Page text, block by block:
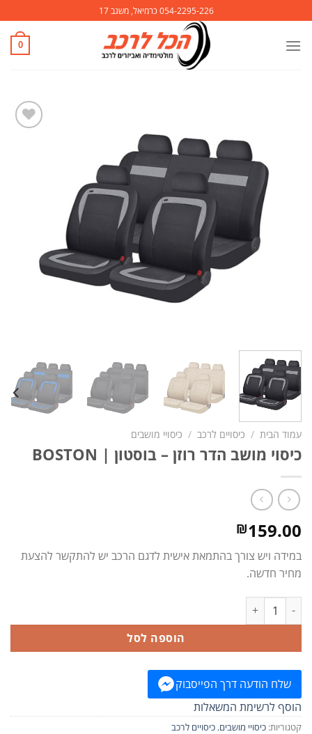
054-2295-226 כרמיאל, משגב 17
0
עמוד הבית / כיסויים לרכב / כיסויי מושבים
כיסוי מושב הדר רוזן – בוסטון | BOSTON
₪159.00
במידה ויש צורך בהתמאת אישית לדגם הרכב יש להתקשר להצעת
מחיר חדשה.
כמות של כיסוי מושב הדר רוזן – בוסטון | BOSTON
הוספה לסל
שלח הודעה דרך הפייסבוק
הוסף לרשימת המשאלות
קטגוריות: כיסויי מושבים, כיסויים לרכב